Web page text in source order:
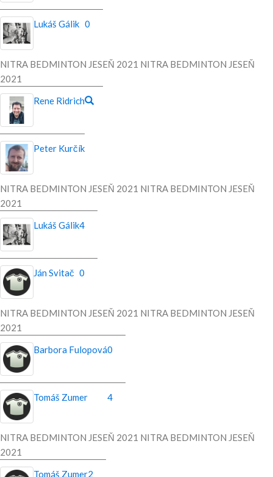
Lukáš Gálik 0
NITRA BEDMINTON JESEŇ 2021 NITRA BEDMINTON JESEŇ
2021
Rene Ridrich
Peter Kurčík
NITRA BEDMINTON JESEŇ 2021 NITRA BEDMINTON JESEŇ
2021
Lukáš Gálik4
Ján Svitač 0
NITRA BEDMINTON JESEŇ 2021 NITRA BEDMINTON JESEŇ
2021
Barbora Fulopová0
Tomáš Zumer 4
NITRA BEDMINTON JESEŇ 2021 NITRA BEDMINTON JESEŇ
2021
Tomáš Zumer2